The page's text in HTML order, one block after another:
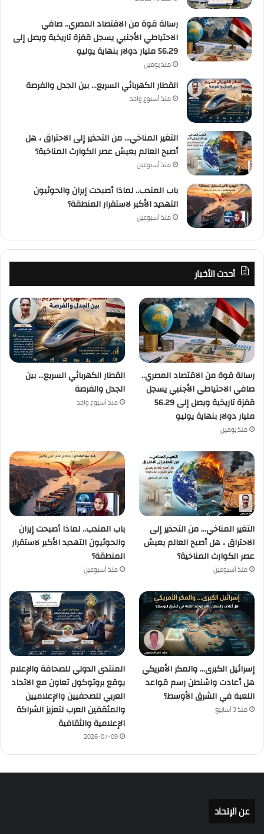
رسالة قوة من الاقتصاد المصري.. صافي
الاحتياطي الأجنبي يسجل قفزة تاريخية ويصل إلى
56.29 مليار دولار بنهاية يوليو
منذ يومين
القطار الكهربائي السريع… بين الجدل والفرصة
منذ أسبوع واحد
التغير المناخي… من التحذير إلى الاحتراق ، هل
أصبح العالم يعيش عصر الكوارث المناخية؟
منذ أسبوعين
باب المندب.. لماذا أصبحت إيران والحوثيون
التهديد الأكبر لاستقرار المنطقة؟
منذ أسبوعين
أحدث الأخبار
رسالة قوة من الاقتصاد المصري..
صافي الاحتياطي الأجنبي يسجل
قفزة تاريخية ويصل إلى 56.29
مليار دولار بنهاية يوليو
منذ يومين
القطار الكهربائي السريع… بين
الجدل والفرصة
منذ أسبوع واحد
التغير المناخي… من التحذير إلى
الاحتراق ، هل أصبح العالم يعيش
عصر الكوارث المناخية؟
منذ أسبوعين
باب المندب.. لماذا أصبحت إيران
والحوثيون التهديد الأكبر لاستقرار
المنطقة؟
منذ أسبوعين
إسرائيل الكبرى… والمكر الأمريكي
هل أعادت واشنطن رسم قواعد
اللعبة في الشرق الأوسط؟
منذ 3 أسابيع
المنتدى الدولي للصحافة والإعلام
يوقع بروتوكول تعاون مع الاتحاد
العربي للصحفيين والإعلاميين
والمثقفين العرب لتعزيز الشراكة
الإعلامية والثقافية
2026-07-09
عن الإتحاد